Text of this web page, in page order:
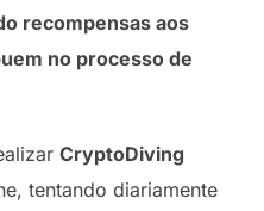
recompensas aos
no processo de
CryptoDiving
tentando diariamente